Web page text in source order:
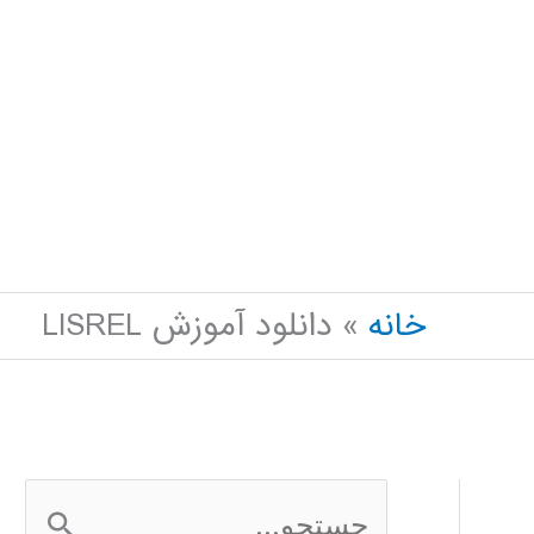
خانه
دانلود آموزش LISREL